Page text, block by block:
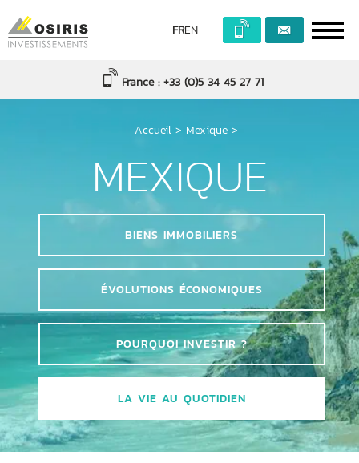
FREN
France : +33 (0)5 34 45 27 71
Accueil > Mexique >
MEXIQUE
BIENS IMMOBILIERS
ÉVOLUTIONS ÉCONOMIQUES
POURQUOI INVESTIR ?
LA VIE AU QUOTIDIEN